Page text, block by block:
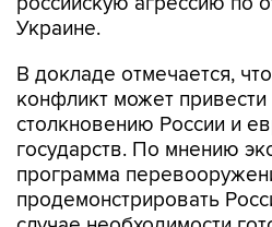
В докладе отмечается, что
столкновению России и
государств. По мнению
программа
продемонстрировать
случае необходимости
военным действиям.